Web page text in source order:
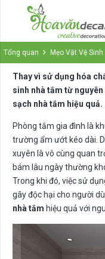
Tổng quan Mẹo Vặt Vệ
Thay vì sử dụng hóa
sinh nhà tắm từ
sạch nhà tắm hiệu quả.
Phòng tắm gia đình là
trường ẩm ướt kéo dài.
xuyên là vô cùng quan
bám lâu ngày thường
Trong khi đó, việc sử
gây độc hại cho người
nhà tắm hiệu quả với